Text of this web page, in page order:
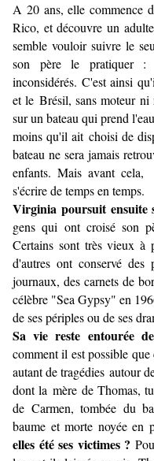
A 20 ans, elle commence
Rico, et découvre un
semble vouloir suivre le
son père le pratiquer :
inconsidérés. C'est ainsi
et le Brésil, sans moteur ni
sur un bateau qui prend
moins qu'il ait choisi de
bateau ne sera jamais
enfants. Mais avant
s'écrire de temps en temps.
Virginia poursuit ensuite
gens qui ont croisé son
Certains sont très vieux à
d'autres ont conservé des
journaux, des carnets de
célèbre "Sea Gypsy" en
de ses périples ou de ses
Sa vie reste entourée
comment il est possible
autant de tragédies autour
dont la mère de Thomas,
de Carmen, tombée du
baume et morte noyée en
elles été ses victimes ?